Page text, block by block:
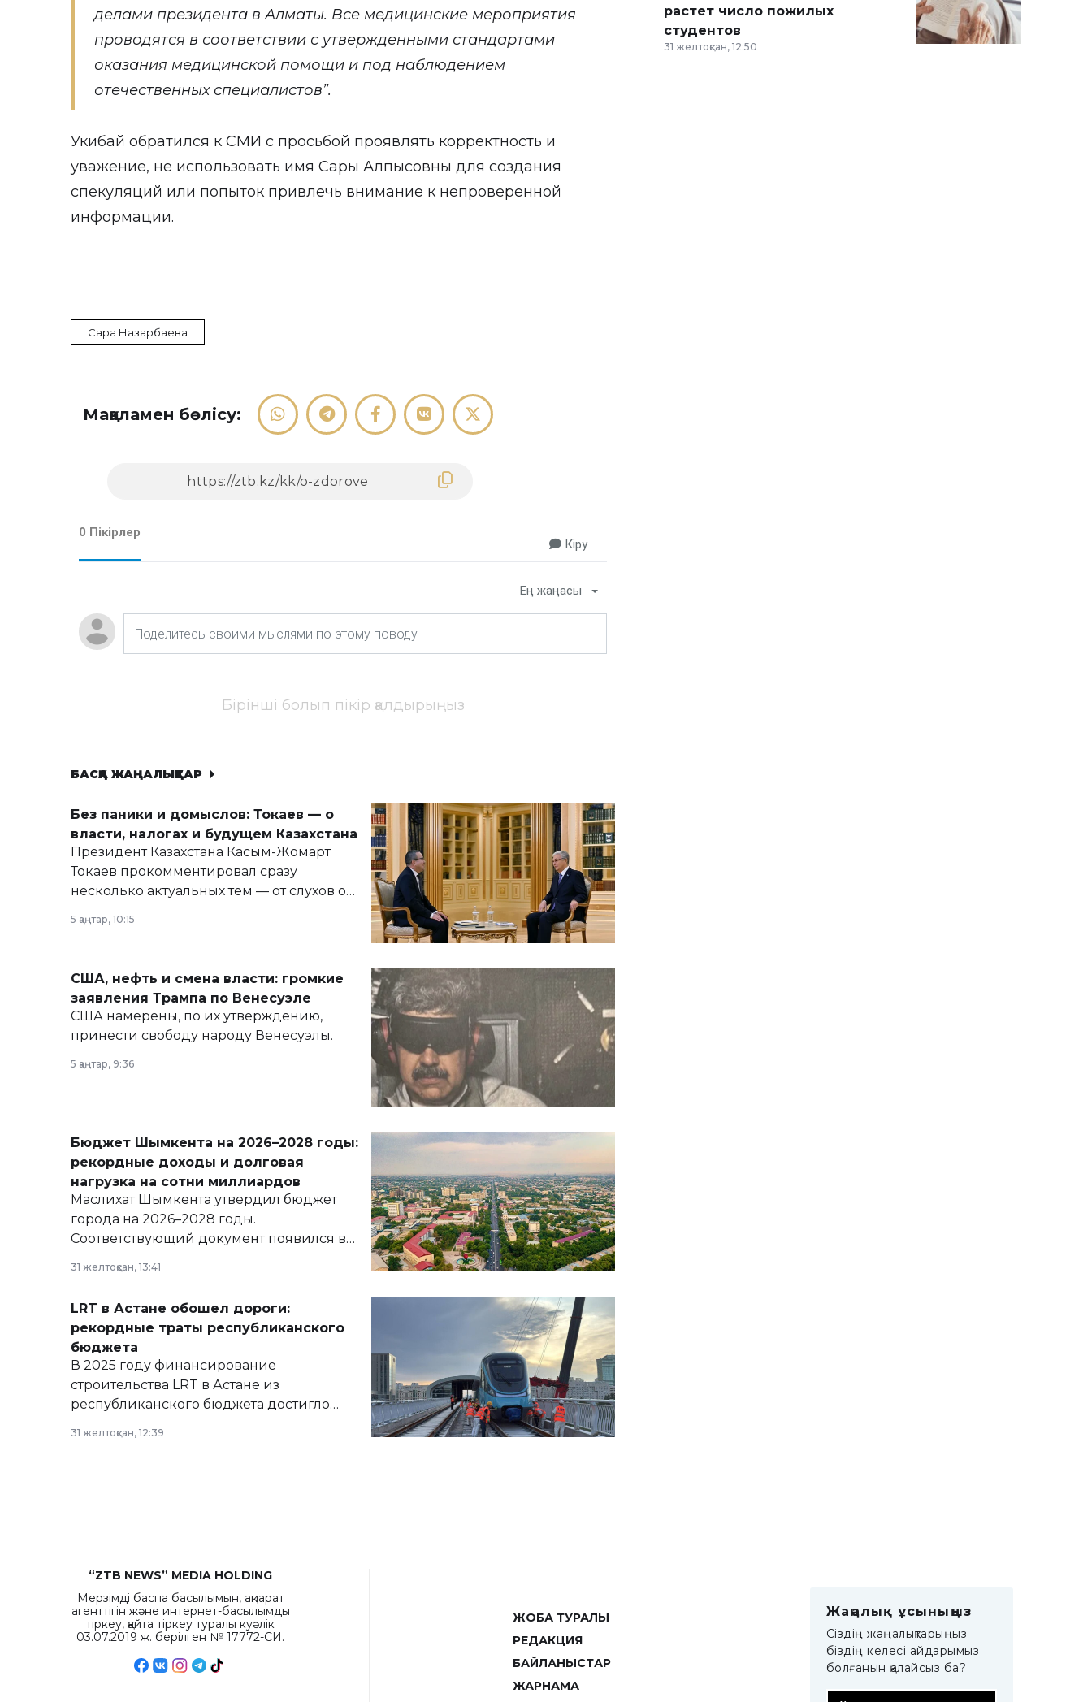
делами президента в Алматы. Все медицинские мероприятия
проводятся в соответствии с утвержденными стандартами
оказания медицинской помощи и под наблюдением
отечественных специалистов”.
Укибай обратился к СМИ с просьбой проявлять корректность и
уважение, не использовать имя Сары Алпысовны для создания
спекуляций или попыток привлечь внимание к непроверенной
информации.
Сара Назарбаева
Мақаламен бөлісу:
0 Пікірлер
Кіру
Ең жаңасы
Бірінші болып пікір қалдырыңыз
БАСҚА ЖАҢАЛЫҚТАР
Без паники и домыслов: Токаев — о
власти, налогах и будущем Казахстана
Президент Казахстана Касым-Жомарт
Токаев прокомментировал сразу
несколько актуальных тем — от слухов о
армии, экономики и личного здоровья.
5 қаңтар, 10:15
США, нефть и смена власти: громкие
заявления Трампа по Венесуэле
США намерены, по их утверждению,
принести свободу народу Венесуэлы.
5 қаңтар, 9:36
Бюджет Шымкента на 2026–2028 годы:
рекордные доходы и долговая
нагрузка на сотни миллиардов
Маслихат Шымкента утвердил бюджет
города на 2026–2028 годы.
Соответствующий документ появился в
сайте маслихат города.
31 желтоқсан, 13:41
LRT в Астане обошел дороги:
рекордные траты республиканского
бюджета
В 2025 году финансирование
строительства LRT в Астане из
республиканского бюджета достигло
31 желтоқсан, 12:39
растет число пожилых
студентов
31 желтоқсан, 12:50
“ZTB NEWS” MEDIA HOLDING
Мерзімді баспа басылымын, ақпарат
агенттігін және интернет-басылымды
тіркеу, қайта тіркеу туралы куәлік
03.07.2019 ж. берілген № 17772-СИ.
ЖОБА ТУРАЛЫ
РЕДАКЦИЯ
БАЙЛАНЫСТАР
ЖАРНАМА
Жаңалық ұсыныңыз
Сіздің жаңалықтарыңыз
біздің келесі айдарымыз
болғанын қалайсыз ба?